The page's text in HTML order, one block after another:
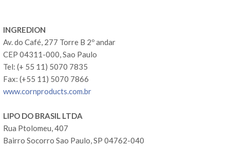
INGREDION
Av. do Café, 277 Torre B 2º andar
CEP 04311-000, Sao Paulo
Tel: (+ 55 11) 5070 7835
Fax: (+55 11) 5070 7866
www.cornproducts.com.br
LIPO DO BRASIL LTDA
Rua Ptolomeu, 407
Bairro Socorro Sao Paulo, SP 04762-040